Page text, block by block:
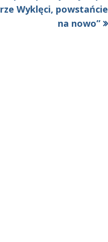
Wyklęci, powstańcie
na nowo”